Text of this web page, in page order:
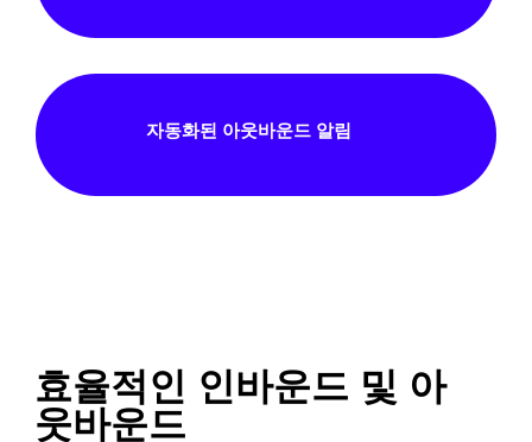
자동화된 아웃바운드 알림
효율적인 인바운드 및 아
웃바운드